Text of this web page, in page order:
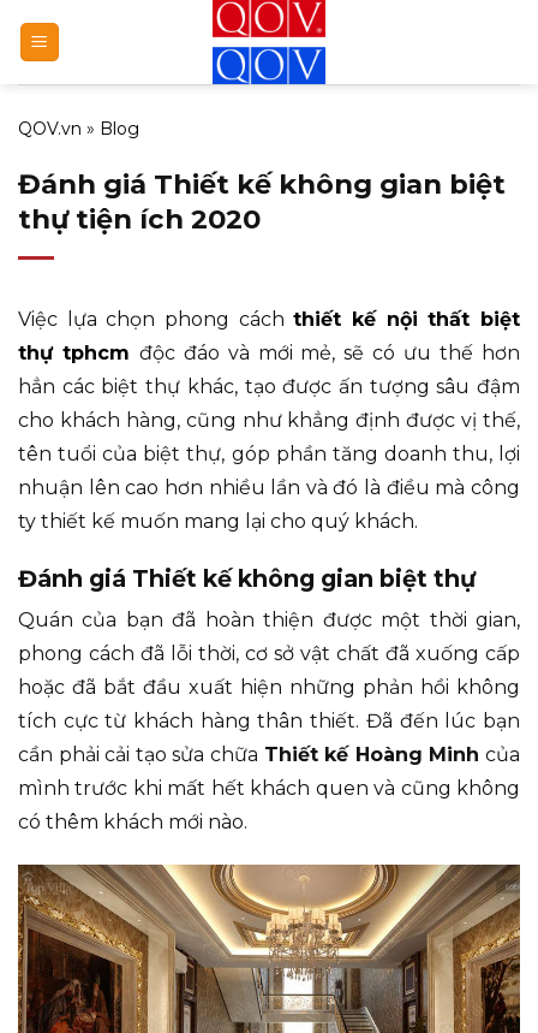
qua
nội
dung
QOV.vn » Blog
Đánh giá Thiết kế không gian biệt
thự tiện ích 2020
Việc lựa chọn phong cáchthiết kế nội thất biệt
thự tphcm độc đáo và mới mẻ, sẽ có ưu thế hơn
hẳn các biệt thự khác, tạo được ấn tượng sâu đậm
cho khách hàng, cũng như khẳng định được vị thế,
tên tuổi của biệt thự, góp phần tăng doanh thu, lợi
nhuận lên cao hơn nhiều lần và đó là điều mà công
ty thiết kế muốn mang lại cho quý khách.
Đánh giá Thiết kế không gian biệt thự
Quán của bạn đã hoàn thiện được một thời gian,
phong cách đã lỗi thời, cơ sở vật chất đã xuống cấp
hoặc đã bắt đầu xuất hiện những phản hồi không
tích cực từ khách hàng thân thiết. Đã đến lúc bạn
cần phải cải tạo sửa chữa Thiết kế Hoàng Minh của
mình trước khi mất hết khách quen và cũng không
có thêm khách mới nào.